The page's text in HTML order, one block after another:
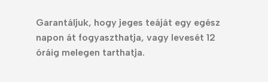
Garantáljuk, hogy jeges teáját egy egész
napon át fogyaszthatja, vagy levesét 12
óráig melegen tarthatja.